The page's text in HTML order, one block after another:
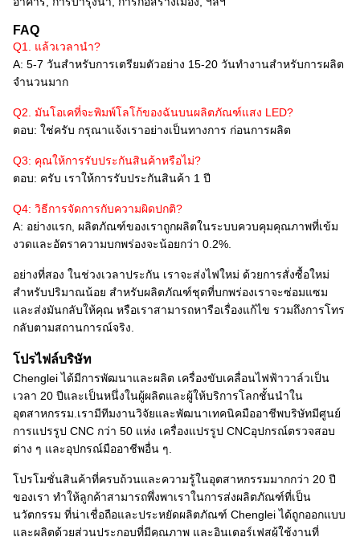
FAQ
Q1. แล้วเวลานํา?
A: 5-7 วันสําหรับการเตรียมตัวอย่าง 15-20 วันทํางานสําหรับการผลิต
จํานวนมาก
Q2. มันโอเคที่จะพิมพ์โลโก้ของฉันบนผลิตภัณฑ์แสง LED?
ตอบ: ใช่ครับ กรุณาแจ้งเราอย่างเป็นทางการ ก่อนการผลิต
Q3: คุณให้การรับประกันสินค้าหรือไม่?
ตอบ: ครับ เราให้การรับประกันสินค้า 1 ปี
Q4: วิธีการจัดการกับความผิดปกติ?
A: อย่างแรก, ผลิตภัณฑ์ของเราถูกผลิตในระบบควบคุมคุณภาพที่เข้ม
งวดและอัตราความบกพร่องจะน้อยกว่า 0.2%.
อย่างที่สอง ในช่วงเวลาประกัน เราจะส่งไฟใหม่ ด้วยการสั่งซื้อใหม่
สําหรับปริมาณน้อย สําหรับผลิตภัณฑ์ชุดที่บกพร่องเราจะซ่อมแซม
และส่งมันกลับให้คุณ หรือเราสามารถหารือเรื่องแก้ไข รวมถึงการโทร
กลับตามสถานการณ์จริง.
โปรไฟล์บริษัท
Chenglei ได้มีการพัฒนาและผลิต เครื่องขับเคลื่อนไฟฟ้าวาล์วเป็น
เวลา 20 ปีและเป็นหนึ่งในผู้ผลิตและผู้ให้บริการโลกชั้นนําใน
อุตสาหกรรม.เรามีทีมงานวิจัยและพัฒนาเทคนิคมืออาชีพบริษัทมีศูนย์
การแปรรูป CNC กว่า 50 แห่ง เครื่องแปรรูป CNCอุปกรณ์ตรวจสอบ
ต่าง ๆ และอุปกรณ์มืออาชีพอื่น ๆ.
โปรโมชั่นสินค้าที่ครบถ้วนและความรู้ในอุตสาหกรรมมากกว่า 20 ปี
ของเรา ทําให้ลูกค้าสามารถพึ่งพาเราในการส่งผลิตภัณฑ์ที่เป็น
นวัตกรรม ที่น่าเชื่อถือและประหยัดผลิตภัณฑ์ Chenglei ได้ถูกออกแบบ
และผลิตด้วยส่วนประกอบที่มีคุณภาพ และอินเตอร์เฟสผู้ใช้งานที่